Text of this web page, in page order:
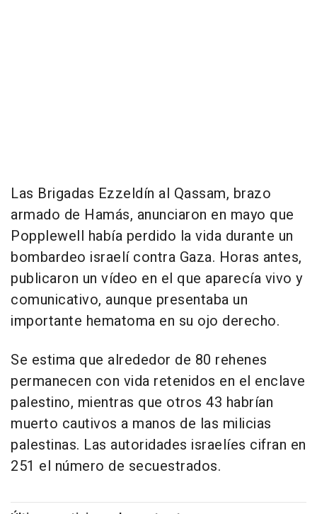
Las Brigadas Ezzeldín al Qassam, brazo
armado de Hamás, anunciaron en mayo que
Popplewell había perdido la vida durante un
bombardeo israelí contra Gaza. Horas antes,
publicaron un vídeo en el que aparecía vivo y
comunicativo, aunque presentaba un
importante hematoma en su ojo derecho.
Se estima que alrededor de 80 rehenes
permanecen con vida retenidos en el enclave
palestino, mientras que otros 43 habrían
muerto cautivos a manos de las milicias
palestinas. Las autoridades israelíes cifran en
251 el número de secuestrados.